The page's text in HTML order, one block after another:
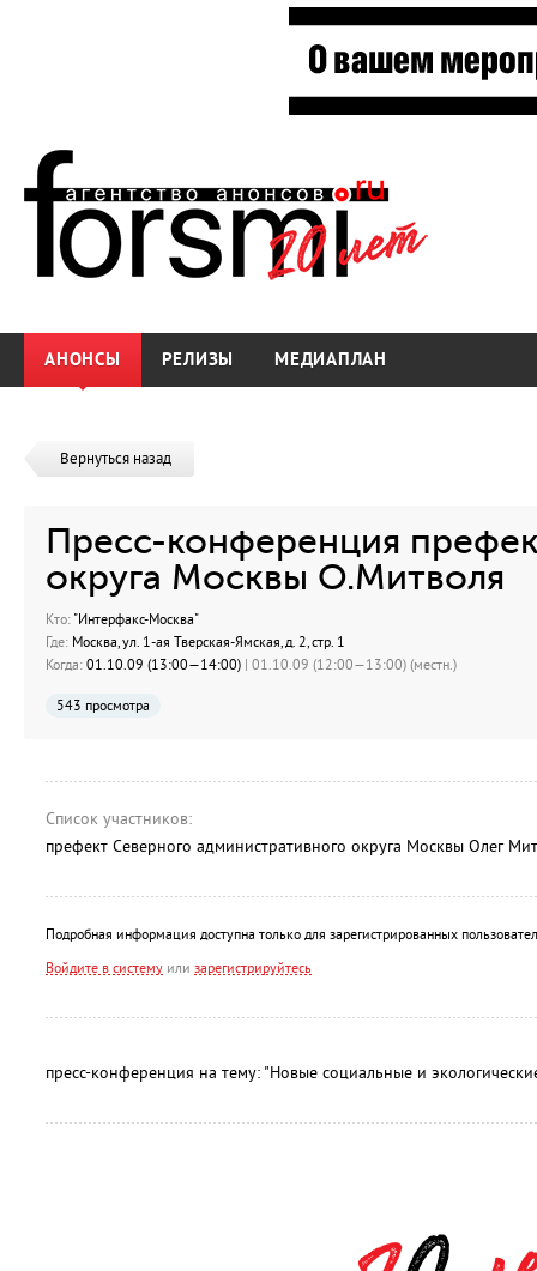
АНОНСЫ РЕЛИЗЫ МЕДИАПЛАН
Вернуться назад
Пресс-конференция
округа Москвы О.Митволя
Кто: "Интерфакс-Москва"
Где: Москва, ул. 1-ая Тверская-Ямская, д. 2, стр. 1
Когда: 01.10.09 (13:00—14:00) | 01.10.09 (12:00—13:00) (местн.)
543 просмотра
Список участников:
префект Северного административного округа Москвы Олег
Подробная информация доступна только для зарегистрированных
Войдите в систему или зарегистрируйтесь
пресс-конференция на тему: "Новые социальные и